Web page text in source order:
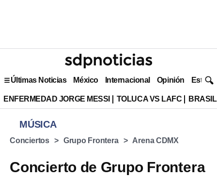
Últimas Noticias México Internacional Opinión Estilo
ENFERMEDAD JORGE MESSI TOLUCA VS LAFC
MÚSICA
Conciertos Grupo Frontera Arena CDMX
Concierto de Grupo Frontera